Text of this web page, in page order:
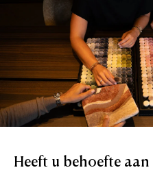
Heeft u behoefte aan